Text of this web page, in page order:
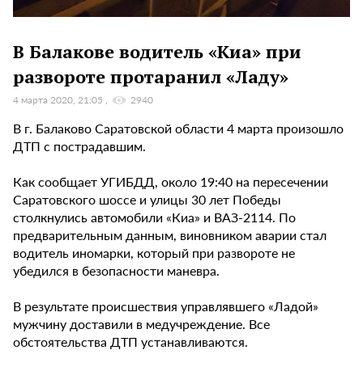
В Балакове водитель «Киа» при
развороте протаранил «Ладу»
4 марта 2020, 21:05 2940
В г. Балаково Саратовской области 4 марта произошло
ДТП с пострадавшим.
Как сообщает УГИБДД, около 19:40 на пересечении
Саратовского шоссе и улицы 30 лет Победы
столкнулись автомобили «Киа» и ВАЗ-2114. По
предварительным данным, виновником аварии стал
водитель иномарки, который при развороте не
убедился в безопасности маневра.
В результате происшествия управлявшего «Ладой»
мужчину доставили в медучреждение. Все
обстоятельства ДТП устанавливаются.